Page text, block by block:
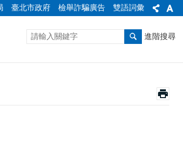
臺北市政府 檢舉詐騙廣告 雙語詞彙
進階搜尋